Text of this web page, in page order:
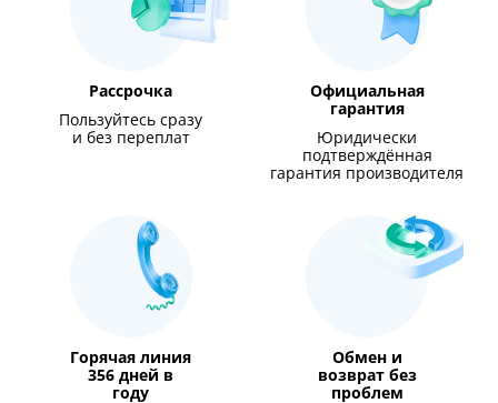
Рассрочка
Пользуйтесь сразу
и без переплат
Официальная
гарантия
Юридически
подтверждённая
гарантия производителя
Горячая линия
356 дней в
году
Обмен и
возврат без
проблем